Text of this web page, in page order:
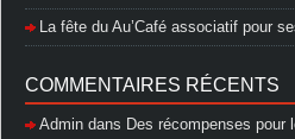
La fête du Au’Café associatif pour
COMMENTAIRES RÉCENTS
Admin dans Des récompenses pour